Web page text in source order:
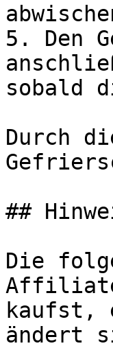
5. Den
sobald
Durch
##
Die
kaufst,
ändert